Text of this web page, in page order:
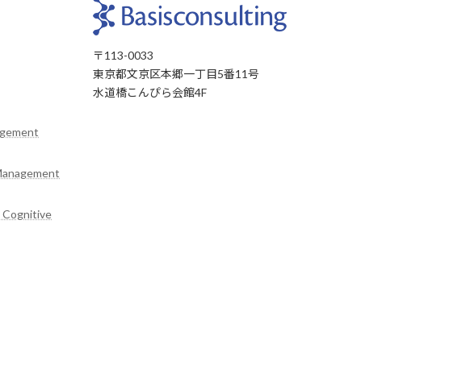
〒113-0033
東京都文京区本郷一丁目5番11号
水道橋こんぴら会館4F